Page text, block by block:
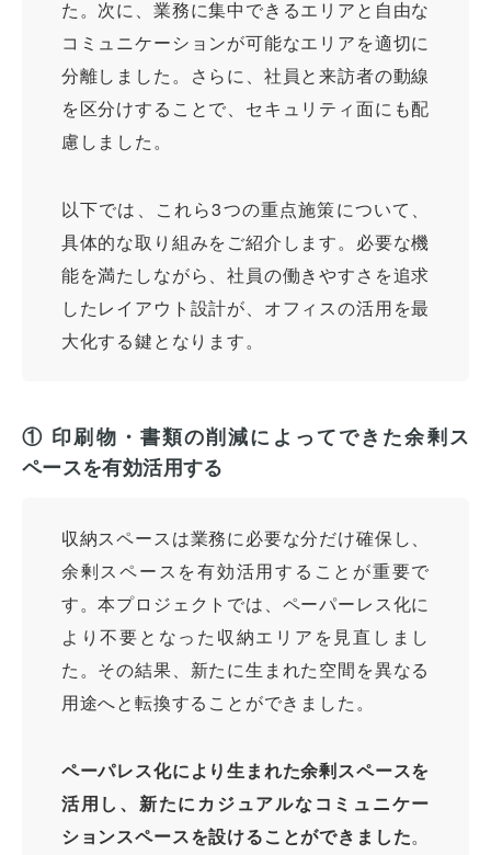
た。次に、業務に集中できるエリアと自由な
コミュニケーションが可能なエリアを適切に
分離しました。さらに、社員と来訪者の動線
を区分けすることで、セキュリティ面にも配
慮しました。
以下では、これら3つの重点施策について、
具体的な取り組みをご紹介します。必要な機
能を満たしながら、社員の働きやすさを追求
したレイアウト設計が、オフィスの活用を最
大化する鍵となります。
① 印刷物・書類の削減によってできた余剰ス
ペースを有効活用する
収納スペースは業務に必要な分だけ確保し、
余剰スペースを有効活用することが重要で
す。本プロジェクトでは、ペーパーレス化に
より不要となった収納エリアを見直しまし
た。その結果、新たに生まれた空間を異なる
用途へと転換することができました。
ペーパレス化により生まれた余剰スペースを
活用し、新たにカジュアルなコミュニケー
ションスペースを設けることができました。